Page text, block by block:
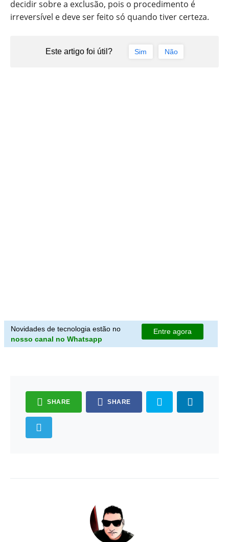
decidir sobre a exclusão, pois o procedimento é
irreversível e deve ser feito só quando tiver certeza.
Este artigo foi útil? Sim Não
Novidades de tecnologia estão no
nosso canal no Whatsapp
Entre agora
SHARE SHARE